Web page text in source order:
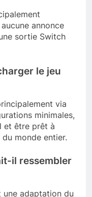
annonce
sortie Switch
le jeu
via
minimales,
et être prêt à
monde entier.
il ressembler
adaptation du